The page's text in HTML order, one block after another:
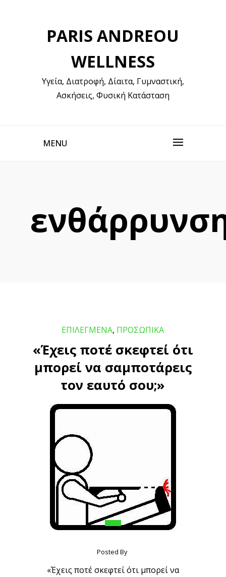
PARIS ANDREOU
WELLNESS
Υγεία, Διατροφή, Δίαιτα, Γυμναστική,
Ασκήσεις, Φυσική Κατάσταση
MENU
ΕΠΙΛΕΓΜΕΝΑ, ΠΡΟΣΩΠΙΚΑ
«Έχεις ποτέ σκεφτεί ότι
μπορεί να σαμποτάρεις
τον εαυτό σου;»
Posted By
«Έχεις ποτέ σκεφτεί ότι μπορεί να